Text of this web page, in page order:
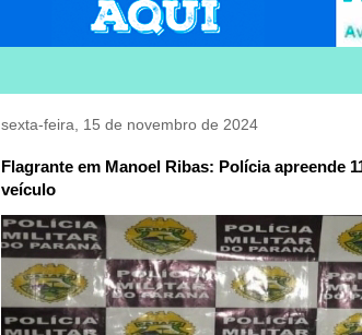
sexta-feira, 15 de novembro de 2024
Flagrante em Manoel Ribas: Polícia apreende
veículo